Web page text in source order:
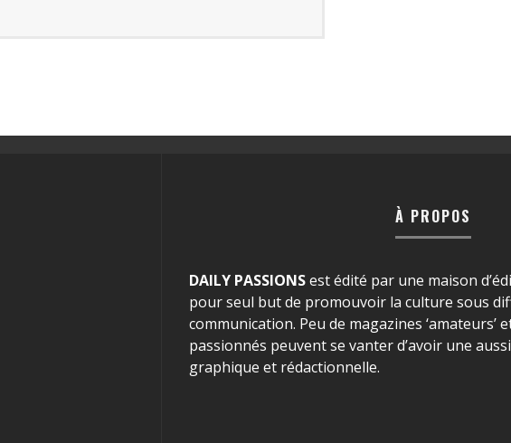
À PROPOS
DAILY PASSIONSest édité par une maison
pour seul but de promouvoir la culture sous
communication. Peu de magazines ‘amateurs’
passionnés peuvent se vanter d’avoir une
graphique et rédactionnelle.